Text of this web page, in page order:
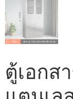
ตู้เอกส